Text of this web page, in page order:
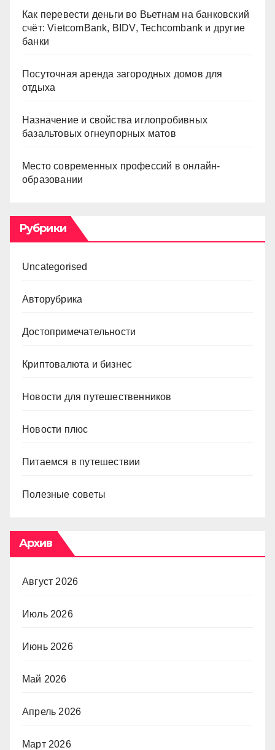
Как перевести деньги во Вьетнам на банковский
счёт: VietcomBank, BIDV, Techcombank и другие
банки
Посуточная аренда загородных домов для
отдыха
Назначение и свойства иглопробивных
базальтовых огнеупорных матов
Место современных профессий в онлайн-
образовании
Рубрики
Uncategorised
Авторубрика
Достопримечательности
Криптовалюта и бизнес
Новости для путешественников
Новости плюс
Питаемся в путешествии
Полезные советы
Архив
Август 2026
Июль 2026
Июнь 2026
Май 2026
Апрель 2026
Март 2026